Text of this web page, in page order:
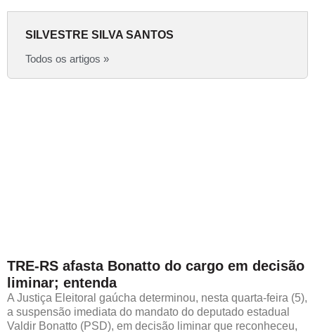
SILVESTRE SILVA SANTOS
Todos os artigos »
TRE-RS afasta Bonatto do cargo em decisão
liminar; entenda
A Justiça Eleitoral gaúcha determinou, nesta quarta-feira (5),
a suspensão imediata do mandato do deputado estadual
Valdir Bonatto (PSD), em decisão liminar que reconheceu,